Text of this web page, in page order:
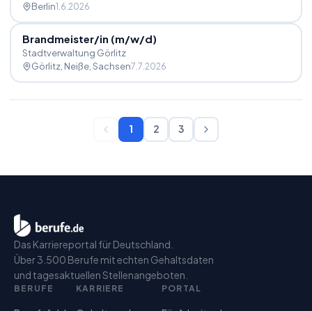
Berlin1.6.2026
Brandmeister/in (m/w/d)
Stadtverwaltung Görlitz
Görlitz, Neiße, Sachsen7.7.2026
1 2 3
Das Karriereportal für Deutschland.
Über 3.500 Berufe mit echten Gehaltsdaten
und tagesaktuellen Stellenangeboten.
BERUFE KARRIERE PORTAL